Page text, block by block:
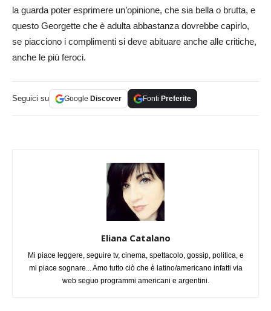
la guarda poter esprimere un’opinione, che sia bella o brutta, e
questo Georgette che è adulta abbastanza dovrebbe capirlo,
se piacciono i complimenti si deve abituare anche alle critiche,
anche le più feroci.
Seguici su Google Discover Fonti Preferite
Eliana Catalano
Mi piace leggere, seguire tv, cinema, spettacolo, gossip, politica, e
mi piace sognare... Amo tutto ciò che è latino/americano infatti via
web seguo programmi americani e argentini.